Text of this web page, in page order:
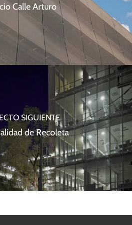
Calle Arturo
SIGUIENTE
de Recoleta